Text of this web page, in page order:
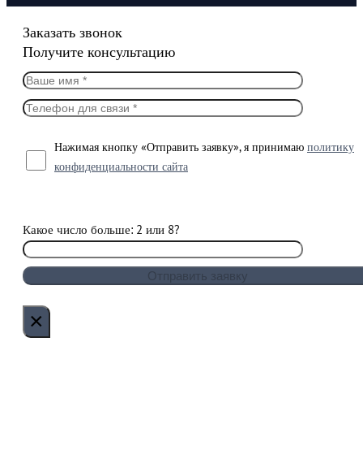
Заказать звонок
Получите консультацию
Нажимая кнопку «Отправить заявку», я принимаю политику
конфиденциальности сайта
Какое число больше: 2 или 8?
×